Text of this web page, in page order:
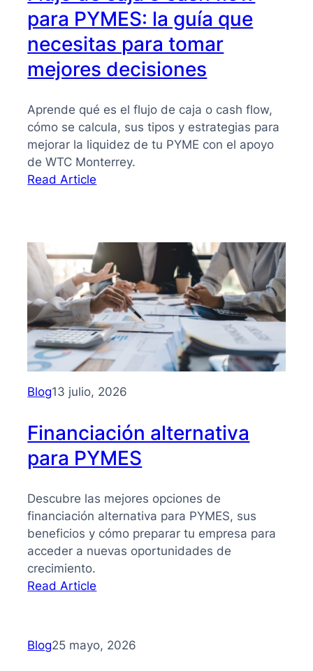
para PYMES: la guía que
necesitas para tomar
mejores decisiones
Aprende qué es el flujo de caja o cash flow,
cómo se calcula, sus tipos y estrategias para
mejorar la liquidez de tu PYME con el apoyo
de WTC Monterrey.
Read Article
o
cash
flow
para
PYMES:
la
guía
que
necesitas
tomar
mejores
decisiones
Blog13 julio, 2026
Financiación alternativa
para PYMES
Descubre las mejores opciones de
financiación alternativa para PYMES, sus
beneficios y cómo preparar tu empresa para
acceder a nuevas oportunidades de
crecimiento.
Read Article
para
PYMES
Blog25 mayo, 2026